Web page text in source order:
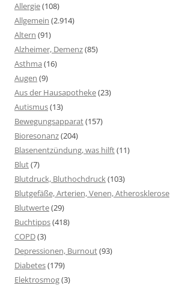
Allergie(108)
Allgemein (2.914)
Altern (91)
Alzheimer, Demenz(85)
Asthma (16)
Augen (9)
Aus der Hausapotheke(23)
Autismus(13)
Bewegungsapparat(157)
Bioresonanz(204)
Blasenentzündung, was hilft(11)
Blut(7)
Blutdruck, Bluthochdruck(103)
Blutgefäße, Arterien, Venen, Atherosklerose
Blutwerte(29)
Buchtipps(418)
COPD(3)
Depressionen, Burnout(93)
Diabetes(179)
Elektrosmog(3)